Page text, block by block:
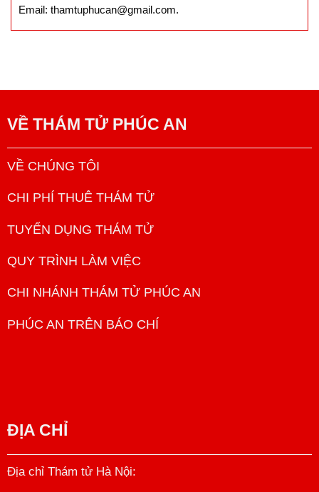
Email: thamtuphucan@gmail.com.
VỀ THÁM TỬ PHÚC AN
VỀ CHÚNG TÔI
CHI PHÍ THUÊ THÁM TỬ
TUYỂN DỤNG THÁM TỬ
QUY TRÌNH LÀM VIỆC
CHI NHÁNH THÁM TỬ PHÚC AN
PHÚC AN TRÊN BÁO CHÍ
ĐỊA CHỈ
Địa chỉ Thám tử Hà Nội: